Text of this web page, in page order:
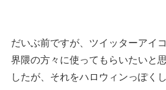
だいぶ前ですが、ツイッターアイ
界隈の方々に使ってもらいたいと
したが、それをハロウィンっぽく